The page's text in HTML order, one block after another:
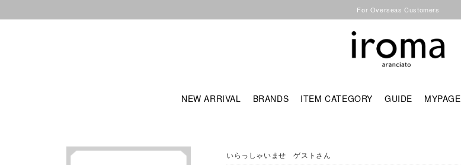
For Overseas Customers
NEW ARRIVAL BRANDS ITEM CATEGORY GUIDE MYPAGE
いらっしゃいませ ゲストさん